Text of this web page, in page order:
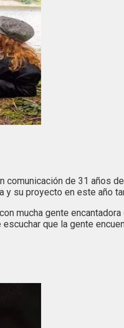
comunicación de 31 años
y su proyecto en este año
mucha gente
que la gente